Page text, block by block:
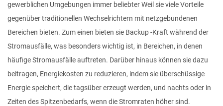
gewerblichen Umgebungen immer beliebterWeil sie viele Vorteile
gegenüber traditionellen Wechselrichtern mit netzgebundenen
Bereichen bieten. Zum einen bieten sie Backup -Kraft während der
Stromausfälle, was besonders wichtig ist, in Bereichen, in denen
häufige Stromausfälle auftreten. Darüber hinaus können sie dazu
beitragen, Energiekosten zu reduzieren, indem sie überschüssige
Energie speichert, die tagsüber erzeugt werden, und nachts oder in
Zeiten des Spitzenbedarfs, wenn die Stromraten höher sind.